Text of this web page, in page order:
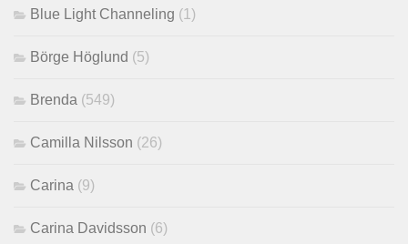
Blue Light Channeling (1)
Börge Höglund (5)
Brenda (549)
Camilla Nilsson (26)
Carina (9)
Carina Davidsson (6)